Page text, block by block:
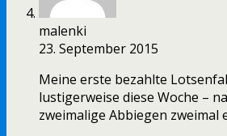
malenki
23. September 2015
Meine erste bezahlte
lustigerweise diese Woche –
zweimalige Abbiegen zweimal